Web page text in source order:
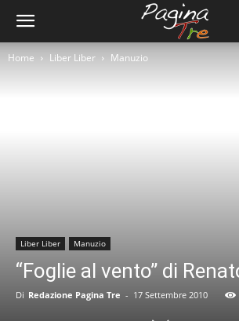
Home Liber Liber Manuzio
Liber Liber Manuzio
“Foglie al vento” di
Di Redazione Pagina Tre - 17 Settembre 2010